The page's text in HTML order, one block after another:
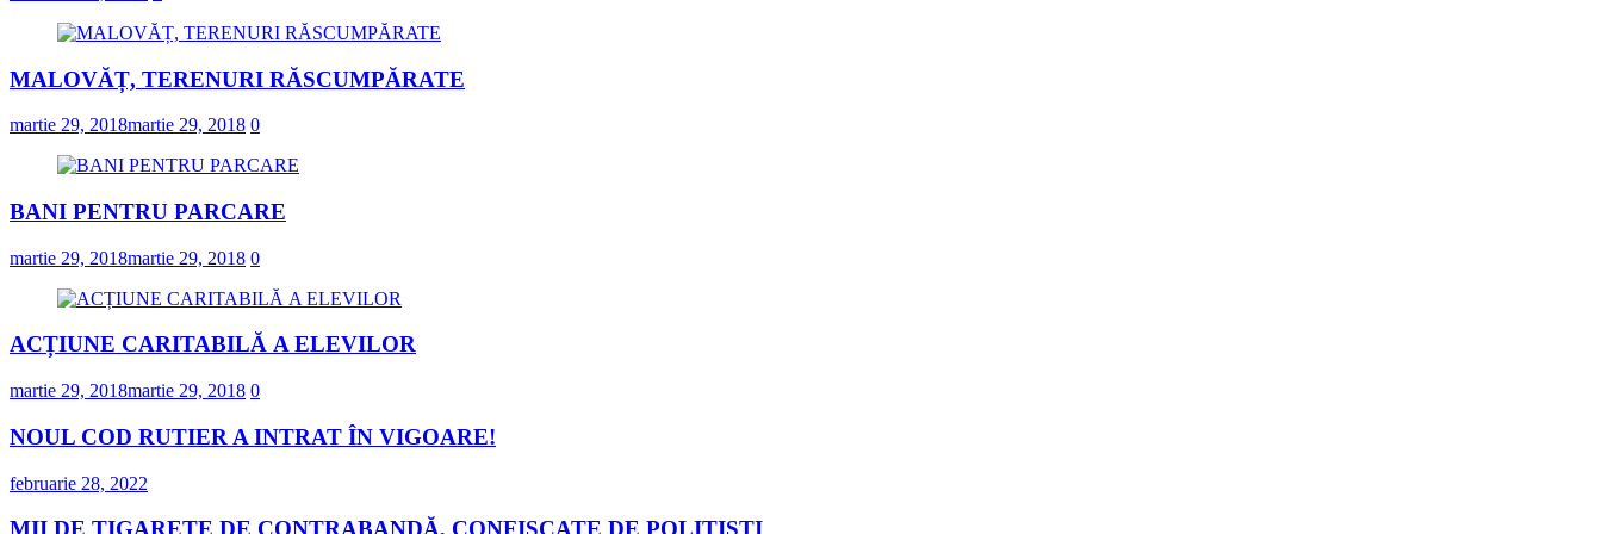
MALOVĂȚ, TERENURI RĂSCUMPĂRATE
martie 29, 2018martie 29, 2018 0
BANI PENTRU PARCARE
martie 29, 2018martie 29, 2018 0
ACȚIUNE CARITABILĂ A ELEVILOR
martie 29, 2018martie 29, 2018 0
NOUL COD RUTIER A INTRAT ÎN VIGOARE!
februarie 28, 2022